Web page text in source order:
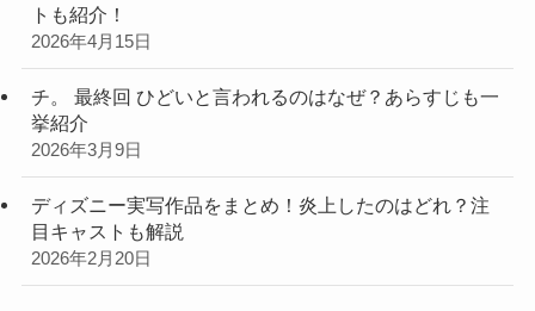
トも紹介！
2026年4月15日
チ。 最終回 ひどいと言われるのはなぜ？あらすじも一
挙紹介
2026年3月9日
ディズニー実写作品をまとめ！炎上したのはどれ？注
目キャストも解説
2026年2月20日